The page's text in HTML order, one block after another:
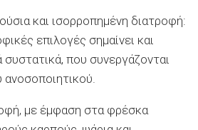
και ισορροπημένη διατροφή:
επιλογές σημαίνει και
συστατικά, που συνεργάζονται
ανοσοποιητικού.
με έμφαση στα φρέσκα